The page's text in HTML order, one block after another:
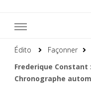
Édito
Façonner
Frederique Constant
Chronographe